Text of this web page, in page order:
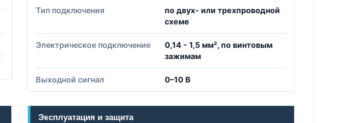
Тип подключения
по двух- или трехпроводной
схеме
Электрическое подключение
0,14 - 1,5 мм², по винтовым
зажимам
Выходной сигнал 0–10 В
Эксплуатация и защита